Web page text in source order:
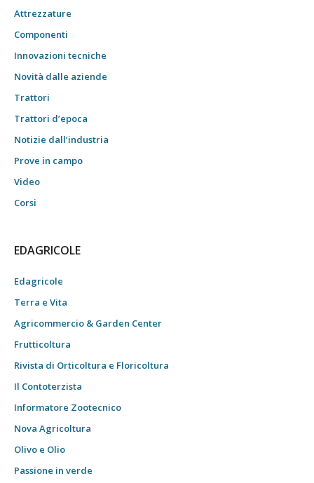
Attrezzature
Componenti
Innovazioni tecniche
Novità dalle aziende
Trattori
Trattori d’epoca
Notizie dall’industria
Prove in campo
Video
Corsi
EDAGRICOLE
Edagricole
Terra e Vita
Agricommercio & Garden Center
Frutticoltura
Rivista di Orticoltura e Floricoltura
Il Contoterzista
Informatore Zootecnico
Nova Agricoltura
Olivo e Olio
Passione in verde